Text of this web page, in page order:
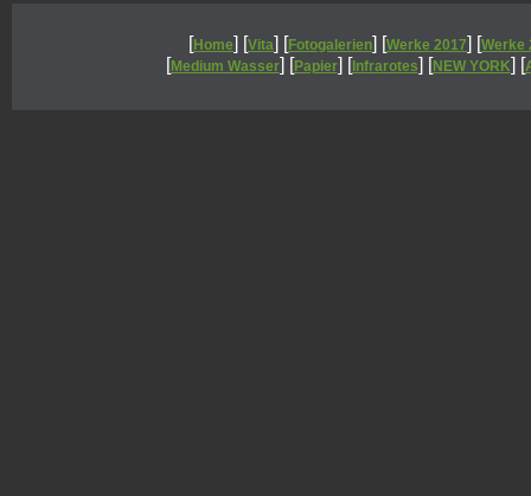
[Home] [Vita] [Fotogalerien] [Werke 2017] [Werke
[Medium Wasser] [Papier] [ Infrarotes] [NEW YORK] [